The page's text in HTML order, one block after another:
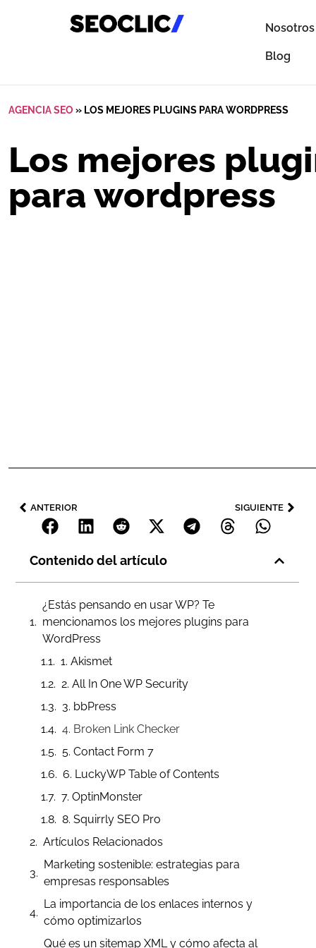
Nosotros
Blog
AGENCIA SEO» LOS MEJORES PLUGINS PARA WORDPRESS
Los mejores
para wordpress
ANTERIOR SIGUIENTE
Contenido del artículo
¿Estás pensando en usar WP? Te
mencionamos los mejores plugins para
WordPress
1. Akismet
2. All In One WP Security
3. bbPress
4. Broken Link Checker
5. Contact Form 7
6. LuckyWP Table of Contents
7. OptinMonster
8. Squirrly SEO Pro
Artículos Relacionados
Marketing sostenible: estrategias para
empresas responsables
La importancia de los enlaces internos y
cómo optimizarlos
Qué es un sitemap XML y cómo afecta al